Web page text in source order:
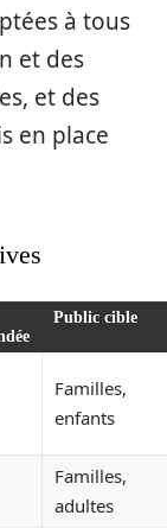
à tous
et des
et des
en place
Public cible
Familles,
enfants
Familles,
adultes